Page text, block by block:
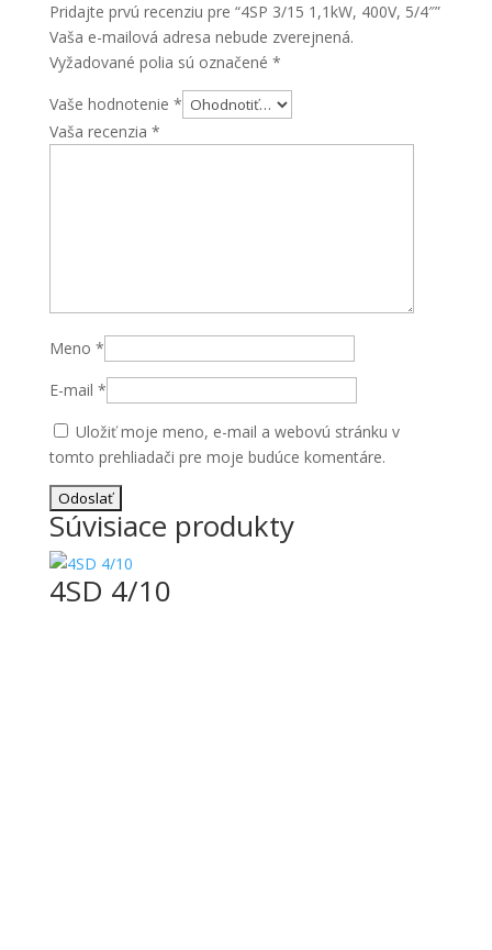
Pridajte prvú recenziu pre “4SP 3/15 1,1kW, 400V, 5/4″”
Vaša e-mailová adresa nebude zverejnená.
Vyžadované polia sú označené *
Vaše hodnotenie *
Vaša recenzia *
Meno *
E-mail *
Uložiť moje meno, e-mail a webovú stránku v
tomto prehliadači pre moje budúce komentáre.
Súvisiace produkty
4SD 4/10